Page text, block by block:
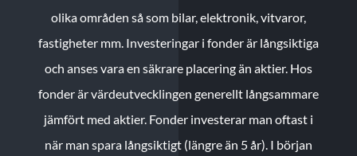
olika områden så som bilar, elektronik, vitvaror,
fastigheter mm. Investeringar i fonder är långsiktiga
och anses vara en säkrare placering än aktier. Hos
fonder är värdeutvecklingen generellt långsammare
jämfört med aktier. Fonder investerar man oftast i
när man spara långsiktigt (längre än 5 år). I början